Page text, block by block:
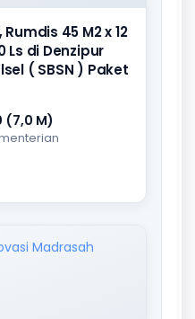
45 M2 x 12
Ls di Denzipur
( SBSN ) Paket
(7,0 M)